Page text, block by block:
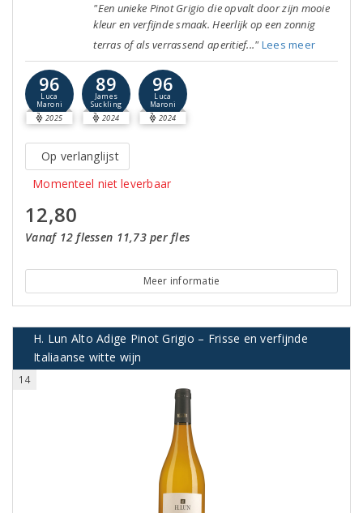
"Een unieke Pinot Grigio die opvalt door zijn mooie
kleur en verfijnde smaak. Heerlijk op een zonnig
terras of als verrassend aperitief..." Lees meer
96
Luca
Maroni
2025
89
James
Suckling
2024
96
Luca
Maroni
2024
Op verlanglijst
Momenteel niet leverbaar
12,80
Vanaf 12 flessen 11,73 per fles
Meer informatie
H. Lun Alto Adige Pinot Grigio – Frisse en verfijnde
Italiaanse witte wijn
14